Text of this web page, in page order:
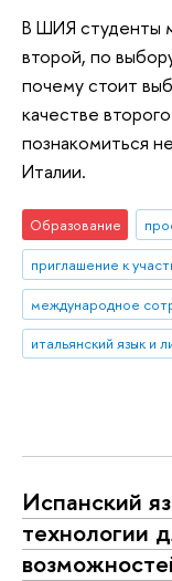
В ШИЯ студенты
второй, по
почему стоит
качестве
познакомиться
Италии.
Образование
приглашение к
международное
итальянский язык и
Испанский
технологии